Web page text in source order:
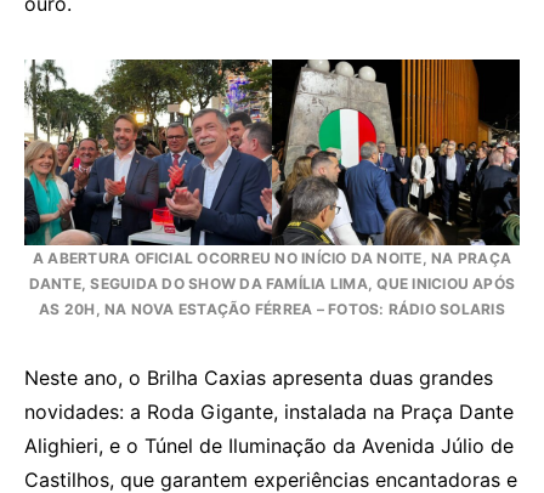
A ABERTURA OFICIAL OCORREU NO INÍCIO DA NOITE, NA PRAÇA
DANTE, SEGUIDA DO SHOW DA FAMÍLIA LIMA, QUE INICIOU APÓS
AS 20H, NA NOVA ESTAÇÃO FÉRREA – FOTOS: RÁDIO SOLARIS
Neste ano, o Brilha Caxias apresenta duas grandes
novidades: a Roda Gigante, instalada na Praça Dante
Alighieri, e o Túnel de Iluminação da Avenida Júlio de
Castilhos, que garantem experiências encantadoras e